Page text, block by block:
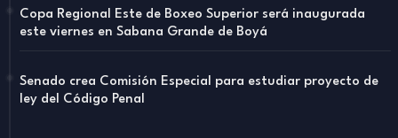
Copa Regional Este de Boxeo Superior será inaugurada
este viernes en Sabana Grande de Boyá
Senado crea Comisión Especial para estudiar proyecto de
ley del Código Penal